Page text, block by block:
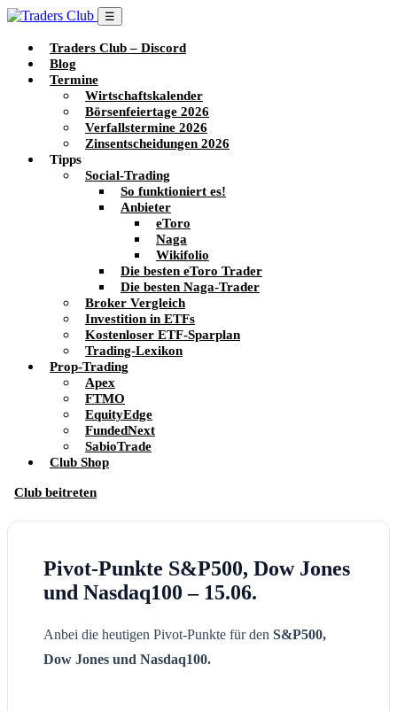
☰
Traders Club – Discord
Blog
Termine
Wirtschaftskalender
Börsenfeiertage 2026
Verfallstermine 2026
Zinsentscheidungen 2026
Tipps
Social-Trading
So funktioniert es!
Anbieter
eToro
Naga
Wikifolio
Die besten eToro Trader
Die besten Naga-Trader
Broker Vergleich
Investition in ETFs
Kostenloser ETF-Sparplan
Trading-Lexikon
Prop-Trading
Apex
FTMO
EquityEdge
FundedNext
SabioTrade
Club Shop
Club beitreten
Pivot-Punkte S&P500, Dow Jones
und Nasdaq100 – 15.06.
Anbei die heutigen Pivot-Punkte für den S&P500,
Dow Jones und Nasdaq100.